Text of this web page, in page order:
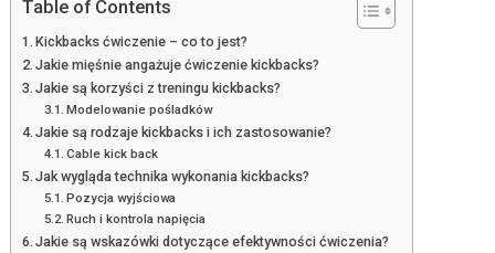
Table of Contents
Kickbacks ćwiczenie – co to jest?
Jakie mięśnie angażuje ćwiczenie kickbacks?
Jakie są korzyści z treningu kickbacks?
Modelowanie pośladków
Jakie są rodzaje kickbacks i ich zastosowanie?
Cable kick back
Jak wygląda technika wykonania kickbacks?
Pozycja wyjściowa
Ruch i kontrola napięcia
Jakie są wskazówki dotyczące efektywności ćwiczenia?